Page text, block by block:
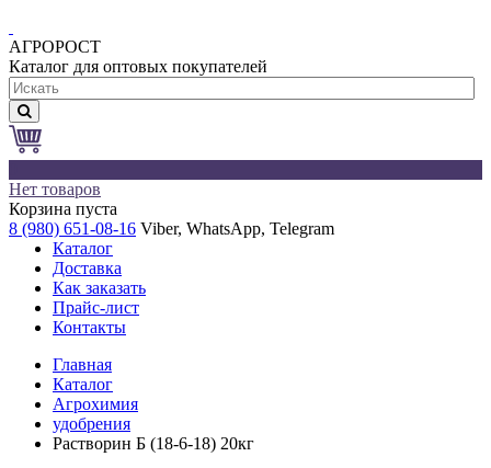
АГРОРОСТ
Каталог для оптовых покупателей
Нет товаров
Корзина пуста
8 (980) 651-08-16 Viber, WhatsApp, Telegram
Каталог
Доставка
Как заказать
Прайс-лист
Контакты
Главная
Каталог
Агрохимия
удобрения
Растворин Б (18-6-18) 20кг